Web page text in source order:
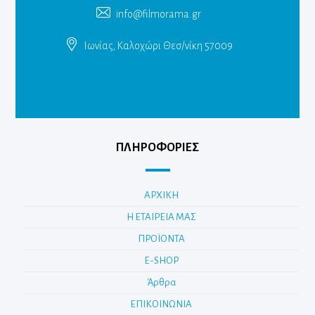
info@filmorama.gr
Ιωνίας, Καλοχώρι Θεσ/νίκη 57009
ΠΛΗΡΟΦΟΡΙΕΣ
ΑΡΧΙΚΗ
Η ΕΤΑΙΡΕΙΑ ΜΑΣ
ΠΡΟΪΟΝΤΑ
E-SHOP
Άρθρα
ΕΠΙΚΟΙΝΩΝΙΑ